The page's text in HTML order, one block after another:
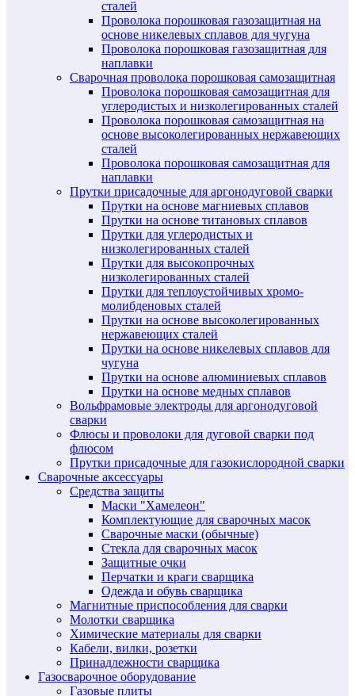
сталей
Проволока порошковая газозащитная на
основе никелевых сплавов для чугуна
Проволока порошковая газозащитная для
наплавки
Сварочная проволока порошковая самозащитная
Проволока порошковая самозащитная для
углеродистых и низколегированных сталей
Проволока порошковая самозащитная на
основе высоколегированных нержавеющих
сталей
Проволока порошковая самозащитная для
наплавки
Прутки присадочные для аргонодуговой сварки
Прутки на основе магниевых сплавов
Прутки на основе титановых сплавов
Прутки для углеродистых и
низколегированных сталей
Прутки для высокопрочных
низколегированных сталей
Прутки для теплоустойчивых хромо-
молибденовых сталей
Прутки на основе высоколегированных
нержавеющих сталей
Прутки на основе никелевых сплавов для
чугуна
Прутки на основе алюминиевых сплавов
Прутки на основе медных сплавов
Вольфрамовые электроды для аргонодуговой
сварки
Флюсы и проволоки для дуговой сварки под
флюсом
Прутки присадочные для газокислородной сварки
Сварочные аксессуары
Средства защиты
Маски "Хамелеон"
Комплектующие для сварочных масок
Сварочные маски (обычные)
Стекла для сварочных масок
Защитные очки
Перчатки и краги сварщика
Одежда и обувь сварщика
Магнитные приспособления для сварки
Молотки сварщика
Химические материалы для сварки
Кабели, вилки, розетки
Принадлежности сварщика
Газосварочное оборудование
Газовые плиты